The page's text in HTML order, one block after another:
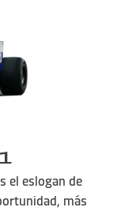
el eslogan de
más